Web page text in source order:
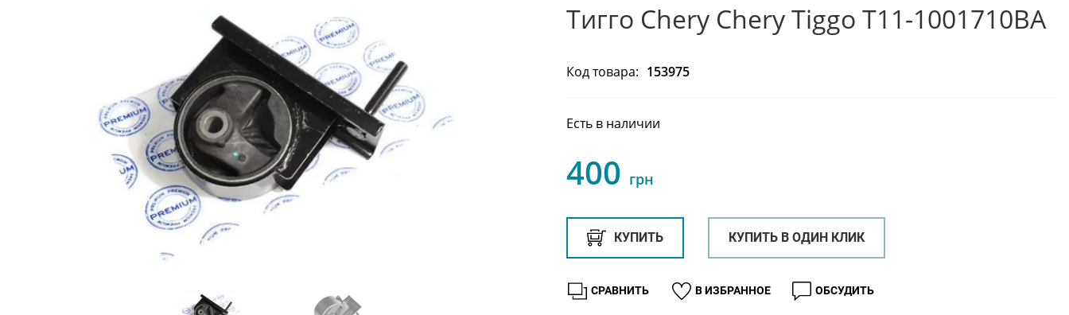
Тигго Chery Chery Tiggo T11-1001710BA
Код товара: 153975
Есть в наличии
400 грн
КУПИТЬ КУПИТЬ В ОДИН КЛИК
В ИЗБРАННОЕ
СРАВНИТЬ ОБСУДИТЬ